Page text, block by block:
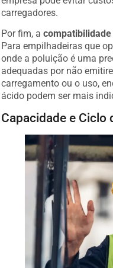
carregadores.
Por fim, acompatibilidade
Para empilhadeiras que
onde a poluição é uma
adequadas por não
carregamento ou o uso,
ácido podem ser mais
Capacidade e Ciclo